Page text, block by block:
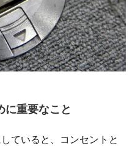
に重要なこと
ていると、コンセントと